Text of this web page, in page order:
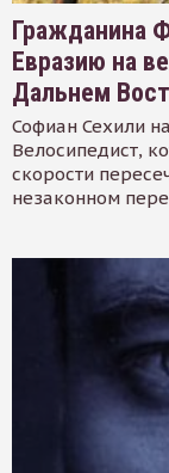
Гражданина
Евразию на
Дальнем
Софиан Сехили
Велосипедист,
скорости
незаконном